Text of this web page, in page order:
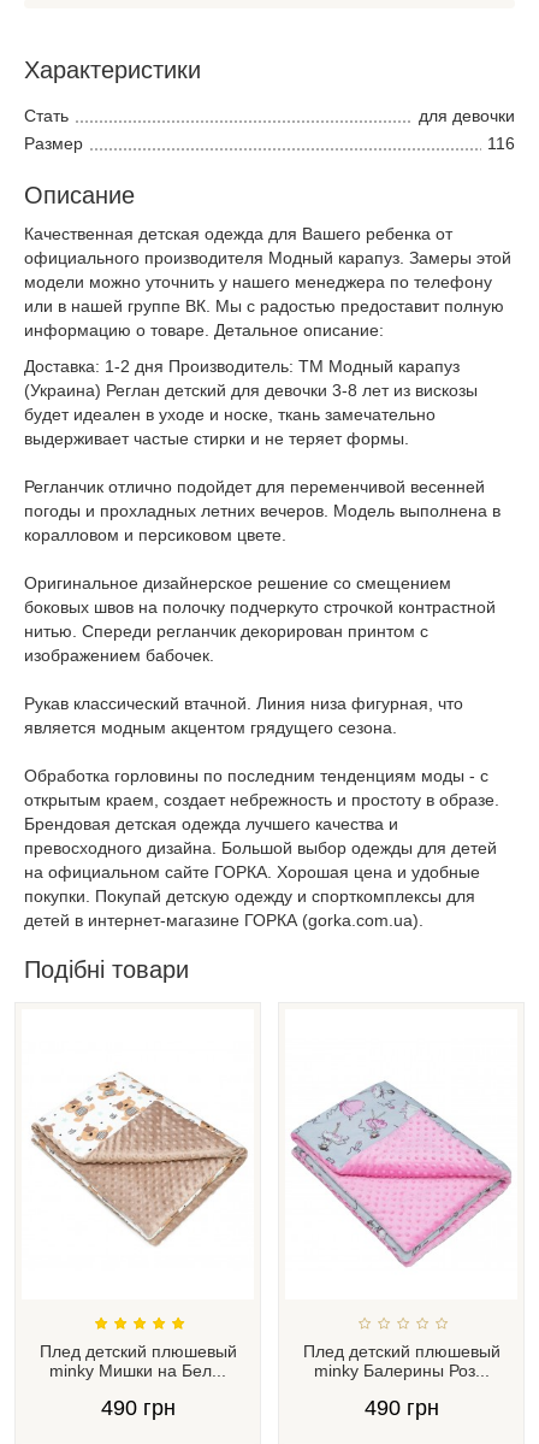
Характеристики
Стать
для девочки
Размер
116
Описание
Качественная детская одежда для Вашего ребенка от
официального производителя Модный карапуз. Замеры этой
модели можно уточнить у нашего менеджера по телефону
или в нашей группе ВК. Мы с радостью предоставит полную
информацию о товаре. Детальное описание:
Доставка: 1-2 дня Производитель: ТМ Модный карапуз
(Украина) Реглан детский для девочки 3-8 лет из вискозы
будет идеален в уходе и носке, ткань замечательно
выдерживает частые стирки и не теряет формы.
Регланчик отлично подойдет для переменчивой весенней
погоды и прохладных летних вечеров. Модель выполнена в
коралловом и персиковом цвете.
Оригинальное дизайнерское решение со смещением
боковых швов на полочку подчеркуто строчкой контрастной
нитью. Спереди регланчик декорирован принтом с
изображением бабочек.
Рукав классический втачной. Линия низа фигурная, что
является модным акцентом грядущего сезона.
Обработка горловины по последним тенденциям моды - с
открытым краем, создает небрежность и простоту в образе.
Брендовая детская одежда лучшего качества и
превосходного дизайна. Большой выбор одежды для детей
на официальном сайте ГОРКА. Хорошая цена и удобные
покупки. Покупай детскую одежду и спорткомплексы для
детей в интернет-магазине ГОРКА (gorka.com.ua).
Подібні товари
Плед детский плюшевый
minky Мишки на Бел...
490 грн
Плед детский плюшевый
minky Балерины Роз...
490 грн